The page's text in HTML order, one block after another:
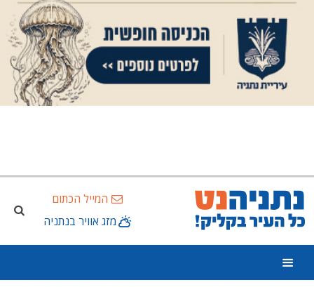
המייל הכתום
מזג אוויר בנתניה